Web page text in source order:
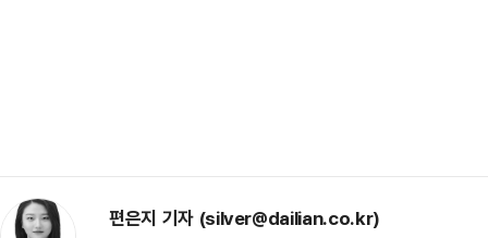
편은지 기자 (silver@dailian.co.kr)